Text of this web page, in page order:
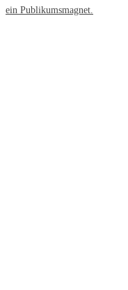
ein Publikumsmagnet.